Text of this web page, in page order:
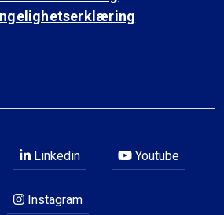
Linkedin Youtube
Instagram